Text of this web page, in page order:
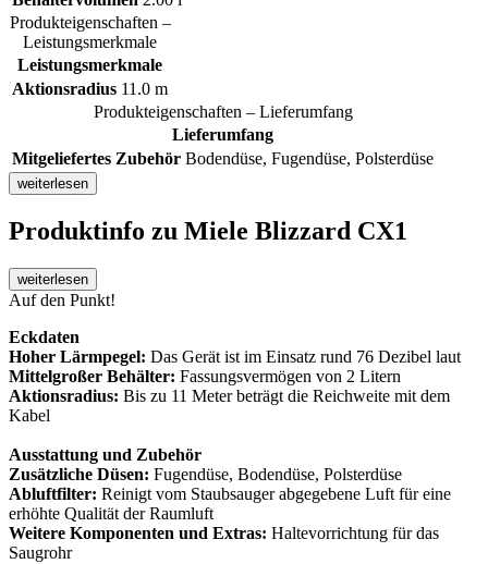
Produkteigenschaften –
Leistungsmerkmale
Leistungsmerkmale
Aktionsradius 11.0 m
Produkteigenschaften – Lieferumfang
Lieferumfang
Mitgeliefertes Zubehör Bodendüse, Fugendüse, Polsterdüse
weiterlesen
Produktinfo zu Miele Blizzard CX1
weiterlesen
Auf den Punkt!
Eckdaten
Hoher Lärmpegel: Das Gerät ist im Einsatz rund 76 Dezibel laut
Mittelgroßer Behälter: Fassungsvermögen von 2 Litern
Aktionsradius: Bis zu 11 Meter beträgt die Reichweite mit dem
Kabel
Ausstattung und Zubehör
Zusätzliche Düsen: Fugendüse, Bodendüse, Polsterdüse
Abluftfilter: Reinigt vom Staubsauger abgegebene Luft für eine
erhöhte Qualität der Raumluft
Weitere Komponenten und Extras: Haltevorrichtung für das
Saugrohr